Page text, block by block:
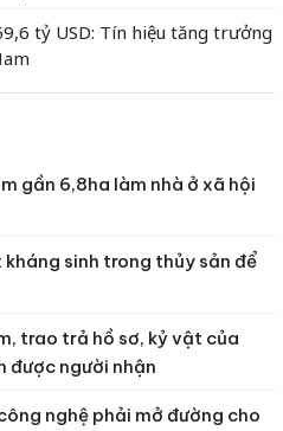
tỷ USD: Tín hiệu tăng trưởng
gần 6,8ha làm nhà ở xã hội
sinh trong thủy sản để
trao trả hồ sơ, kỷ vật của
được người nhận
nghệ phải mở đường cho